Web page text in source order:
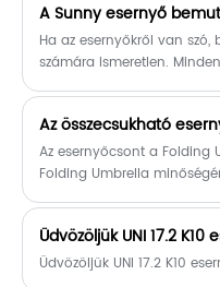
Golf
A Sunny esernyő
Ha az esernyőkről van
számára ismeretlen.
modellekig, amelyek
formákkal van tele. Az idei
jobban vonzza a tekintetet.
és meleget érezhetnek,
Ma ezekről az esernyőkről
előnyeiket és hátrányaikat,
Az összecsukható
Az esernyőcsont a Folding
Folding Umbrella
Üdvözöljük UNI 17.2
Üdvözöljük UNI 17.2 K10